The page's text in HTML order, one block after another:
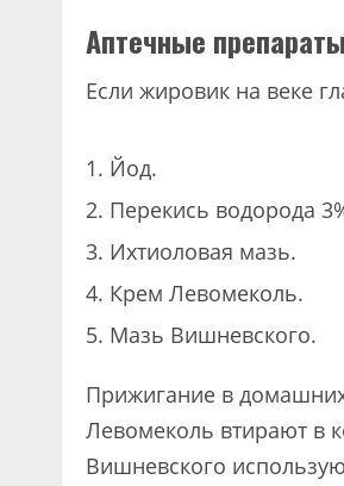
Аптечные препараты
Если жировик на веке
Йод.
Перекись водорода
Ихтиоловая мазь.
Крем Левомеколь.
Мазь Вишневского.
Прижигание в
Левомеколь втирают в
Вишневского